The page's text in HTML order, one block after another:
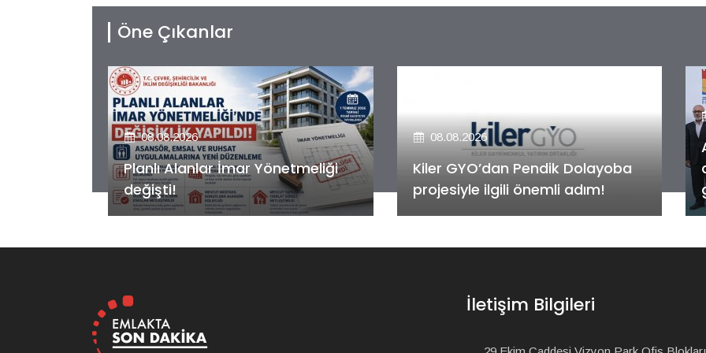
Öne Çıkanlar
08.08.2026
Kiler GYO’dan Pendik Dolayoba
projesiyle ilgili önemli adım!
08.08.2026
Alya Merkezefendi Konutları'nın
anahtar teslim töreni
gerçekleştirildi!
İletişim Bilgileri